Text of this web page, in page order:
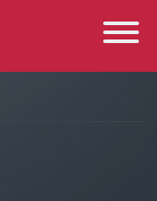
Toggle